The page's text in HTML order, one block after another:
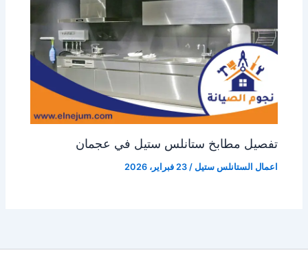
تفصيل مطابخ ستانلس ستيل في عجمان
اعمال الستانلس ستيل /23 فبراير، 2026